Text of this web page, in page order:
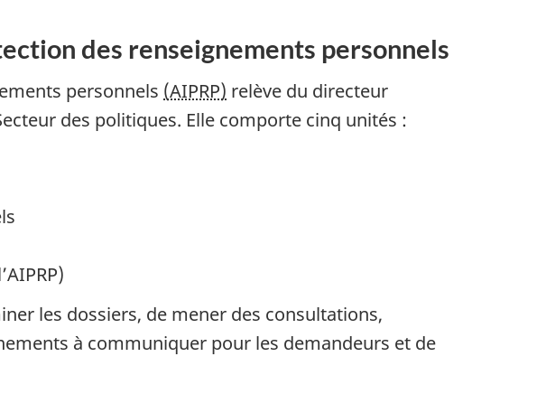
des renseignements personnels
personnels (AIPRP) relève du directeur
des politiques. Elle comporte cinq unités :
les dossiers, de mener des consultations,
à communiquer pour les demandeurs et de